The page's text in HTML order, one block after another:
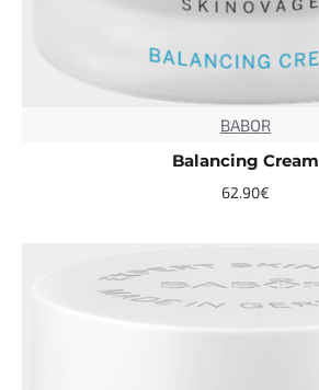
BABOR
Balancing Cream
62.90€